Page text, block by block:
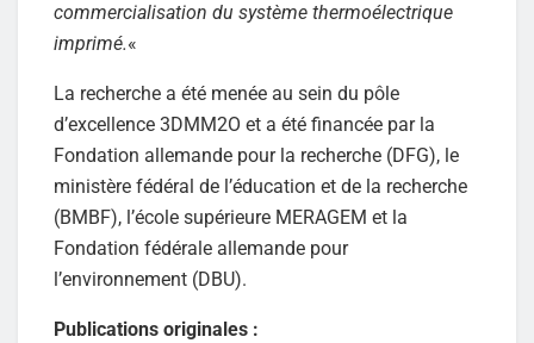
commercialisation du système thermoélectrique
imprimé.«
La recherche a été menée au sein du pôle
d’excellence 3DMM2O et a été financée par la
Fondation allemande pour la recherche (DFG), le
ministère fédéral de l’éducation et de la recherche
(BMBF), l’école supérieure MERAGEM et la
Fondation fédérale allemande pour
l’environnement (DBU).
Publications originales :